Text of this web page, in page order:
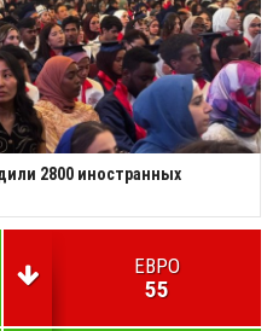
2800 иностранных
ЕВРО
55